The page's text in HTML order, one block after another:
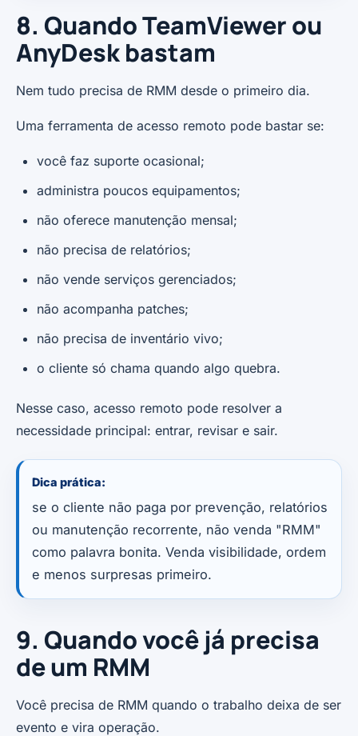
8. Quando TeamViewer ou
AnyDesk bastam
Nem tudo precisa de RMM desde o primeiro dia.
Uma ferramenta de acesso remoto pode bastar se:
você faz suporte ocasional;
administra poucos equipamentos;
não oferece manutenção mensal;
não precisa de relatórios;
não vende serviços gerenciados;
não acompanha patches;
não precisa de inventário vivo;
o cliente só chama quando algo quebra.
Nesse caso, acesso remoto pode resolver a
necessidade principal: entrar, revisar e sair.
Dica prática:
se o cliente não paga por prevenção, relatórios
ou manutenção recorrente, não venda "RMM"
como palavra bonita. Venda visibilidade, ordem
e menos surpresas primeiro.
9. Quando você já precisa
de um RMM
Você precisa de RMM quando o trabalho deixa de ser
evento e vira operação.